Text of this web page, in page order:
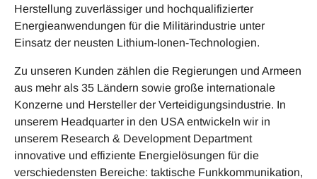
Herstellung zuverlässiger und hochqualifizierter
Energieanwendungen für die Militärindustrie unter
Einsatz der neusten Lithium-Ionen-Technologien.
Zu unseren Kunden zählen die Regierungen und Armeen
aus mehr als 35 Ländern sowie große internationale
Konzerne und Hersteller der Verteidigungsindustrie. In
unserem Headquarter in den USA entwickeln wir in
unserem Research & Development Department
innovative und effiziente Energielösungen für die
verschiedensten Bereiche: taktische Funkkommunikation,